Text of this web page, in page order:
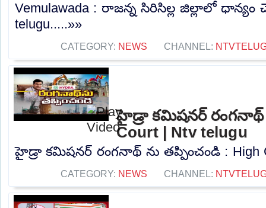
Vemulawada : రాజన్న సిరిసిల్ల జిల్లాలో ధాన్యం
telugu.....»»
CATEGORY: NEWS CHANNEL:
హైడ్రా కమిషనర్ రంగనాథ్
Court | Ntv telugu
హైడ్రా కమిషనర్ రంగనాథ్ ను తప్పించండి : High
CATEGORY: NEWS CHANNEL: